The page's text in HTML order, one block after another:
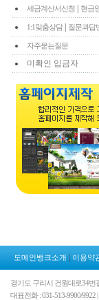
세금계산서신청 현금
1:1맞춤상담| 질문과답
자주묻는질문
미확인 입금자
도메인뱅크소개 이용약
경기도 구리시 건원대로34번
대표전화 : 031-513-9900/9922